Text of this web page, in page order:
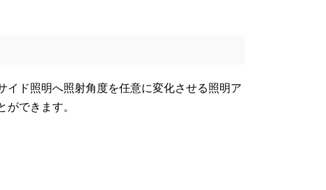
イド照明へ照射角度を任意に変化させる照明ア
できます。